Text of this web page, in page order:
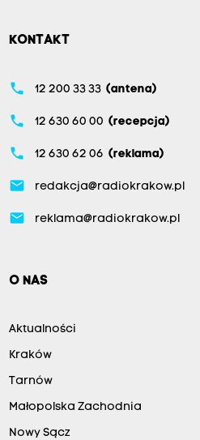
KONTAKT
phone 12 200 33 33 (antena)
phone 12 630 60 00 (recepcja)
phone 12 630 62 06 (reklama)
email redakcja@radiokrakow.pl
email reklama@radiokrakow.pl
O NAS
Aktualności
Kraków
Tarnów
Małopolska Zachodnia
Nowy Sącz